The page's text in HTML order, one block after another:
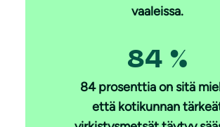
vaaleissa.
84 %
84 prosenttia on sitä
että kotikunnan